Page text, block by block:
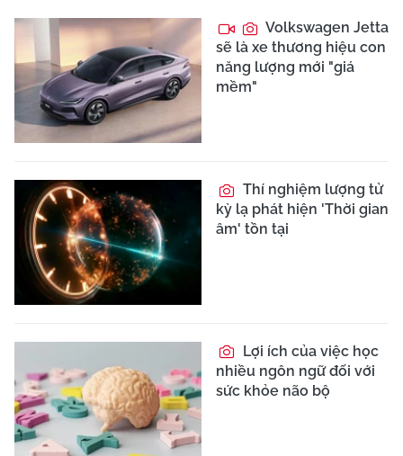
Volkswagen Jetta
sẽ là xe thương hiệu con
năng lượng mới "giá
mềm"
Thí nghiệm lượng tử
kỳ lạ phát hiện 'Thời gian
âm' tồn tại
Lợi ích của việc học
nhiều ngôn ngữ đối với
sức khỏe não bộ